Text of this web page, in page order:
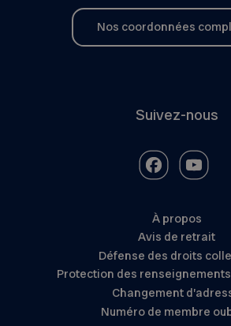
Nos coordonnées
Suivez-nous
À propos
Avis de retrait
Défense des droits
Protection des
Changement
Numéro de membre